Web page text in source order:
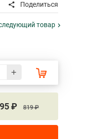
Поделиться
товар
₽ 819 ₽